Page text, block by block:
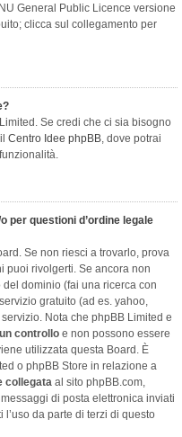
General Public Licence versione
clicca sul collegamento per
Se credi che ci sia bisogno
Centro Idee phpBB, dove potrai
per questioni d’ordine legale
Se non riesci a trovarlo, prova
puoi rivolgerti. Se ancora non
dominio (fai una ricerca con
gratuito (ad es. yahoo,
Nota che phpBB Limited e
controllo e non possono essere
utilizzata questa Board. È
o phpBB Store in relazione a
collegata al sito phpBB.com,
di posta elettronica inviati
da parte di terzi di questo